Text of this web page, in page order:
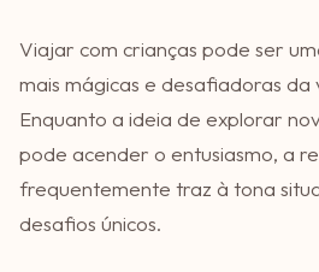
Viajar com crianças pode ser
mais mágicas e desafiadoras da
Enquanto a ideia de explorar
pode acender o entusiasmo, a
frequentemente traz à tona
desafios únicos.